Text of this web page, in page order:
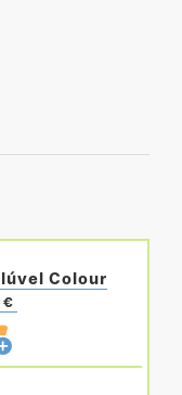
Colour
€